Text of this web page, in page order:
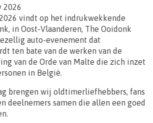
2026
vindt op het indrukwekkende
in Oost-Vlaanderen, The Ooidonk
auto-evenement dat
ten bate van de werken van de
van de Orde van Malte die zich inzet
in België.
brengen wij oldtimerliefhebbers, fans
deelnemers samen die allen een goed